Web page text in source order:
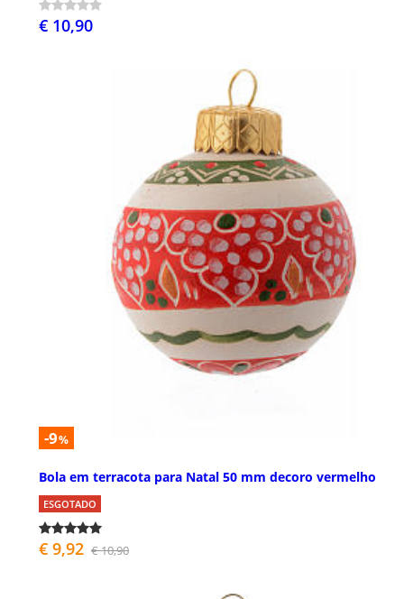
€ 10,90
-9%
Bola em terracota para Natal 50 mm decoro vermelho
ESGOTADO
€ 9,92 € 10,90